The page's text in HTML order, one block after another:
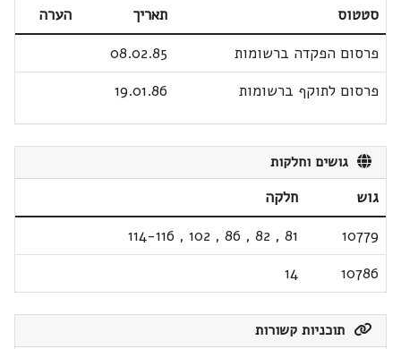
סטטוס תאריך
הערה
פרסום הפקדה ברשומות
08.02.85
פרסום לתוקף ברשומות
19.01.86
גושים וחלקות
גוש
חלקה
10779
81
,
82
,
86
,
102
,
114-116
10786
14
תוכניות קשורות